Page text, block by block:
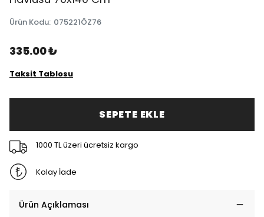
Ürün Kodu: 075221ÖZ76
335.00 ₺
Taksit Tablosu
SEPETE EKLE
1000 TL üzeri ücretsiz kargo
Kolay İade
Ürün Açıklaması